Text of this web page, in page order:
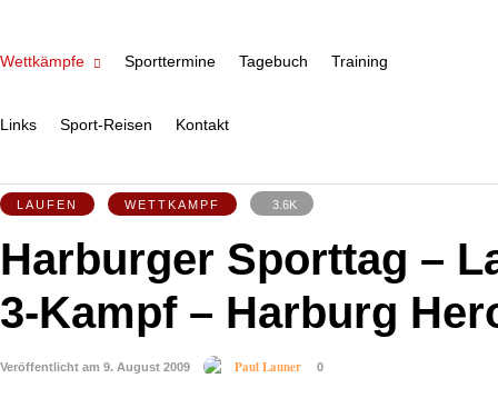
Wettkämpfe Sporttermine Tagebuch Training
Links Sport-Reisen Kontakt
LAUFEN WETTKAMPF 3.6K
Harburger Sporttag –
3-Kampf – Harburg
Veröffentlicht am 9. August 2009 Paul Launer 0